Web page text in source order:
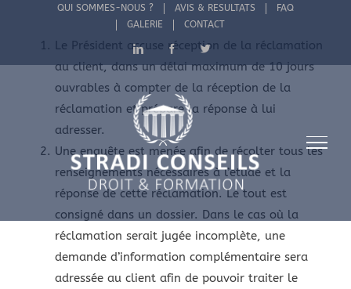
contenu
QUI SOMMES-NOUS ? AVIS & RESULTATS
FAQ
GALERIE
CONTACT
LinkedInFacebookTwitter
Le Président accuse réception de la réclamation
au client, dans un délai maximum de 10 jours
ouvrables à compter de la réception de la
réclamation et prépare la réponse à lui
adresser.
Une enquête est menée afin de récolter tous les
renseignements nécessaires à l’étude et la
réponse de cette réclamation. Le tout est
consigné dans un dossier. Dans le cas où la
réclamation serait jugée incomplète, une
demande d’information complémentaire sera
adressée au client afin de pouvoir traiter le